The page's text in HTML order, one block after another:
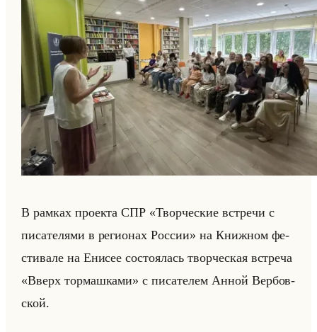
В рам­ках про­ек­та СПР «Творческие встречи с
писателями в регионах России» на Книж­ном фе­
сти­ва­ле на Ени­сее со­сто­ялась твор­че­ская встре­ча
«Вверх тормашками» с пи­са­те­лем Анной Вер­бов­
ской.